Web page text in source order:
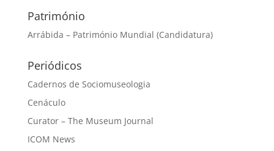
Património
Arrábida – Património Mundial (Candidatura)
Periódicos
Cadernos de Sociomuseologia
Cenáculo
Curator – The Museum Journal
ICOM News